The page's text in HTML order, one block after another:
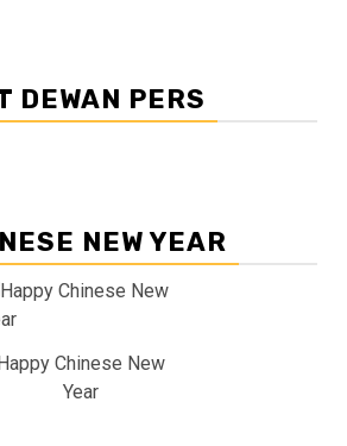
DEWAN PERS
NEW YEAR
Chinese New
Year